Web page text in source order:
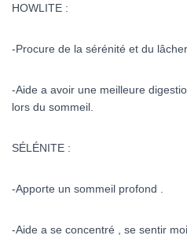
HOWLITE :
-Procure de la sérénité et du lâcher
-Aide a avoir une meilleure
lors du sommeil.
SÉLÉNITE :
-Apporte un sommeil profond .
-Aide a se concentré , se sentir